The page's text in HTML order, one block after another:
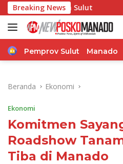
Langsung
ke
konten
Breaking News
Sulut Kapolda
Home
Pemprov Sulut Manado
Beranda Ekonomi
Ekonomi
Komitmen
Roadshow
Tiba di Manado